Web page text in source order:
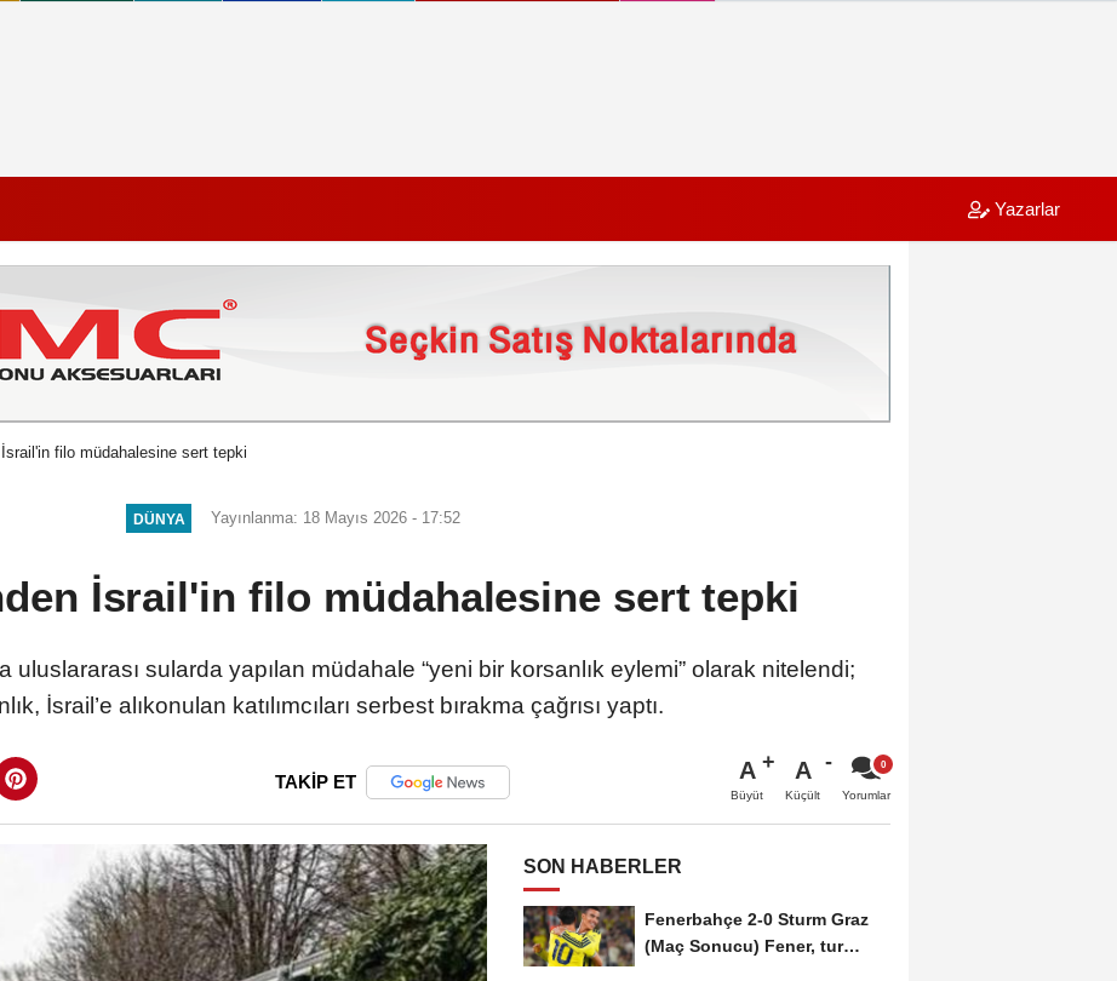
Yazarlar
İsrail'in filo müdahalesine sert tepki
DÜNYA Yayınlanma: 18 Mayıs 2026 - 17:52
İsrail'in filo müdahalesine sert tepki
uluslararası sularda yapılan müdahale “yeni bir korsanlık eylemi” olarak nitelendi;
İsrail’e alıkonulan katılımcıları serbest bırakma çağrısı yaptı.
TAKİP ET A
Büyüt
A
Küçült Yorumlar
SON HABERLER
Fenerbahçe 2-0 Sturm Graz
(Maç Sonucu) Fener, tur